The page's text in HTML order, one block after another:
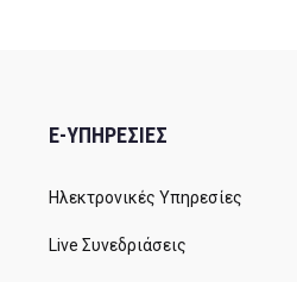
E-ΥΠΗΡΕΣΙΕΣ
Ηλεκτρονικές Υπηρεσίες
Live Συνεδριάσεις